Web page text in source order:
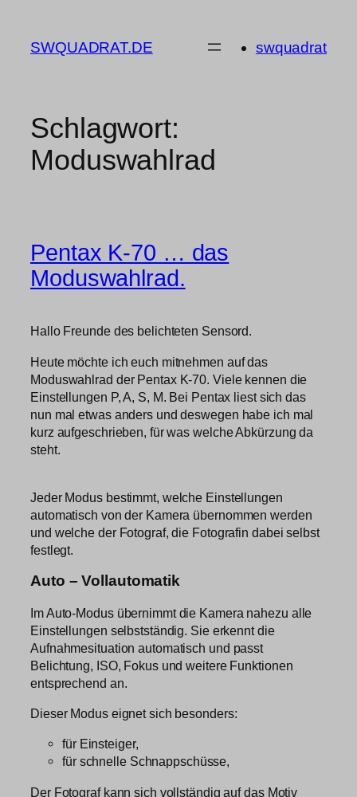
springen
SWQUADRAT.DE swquadrat
Schlagwort:
Moduswahlrad
Pentax K-70 … das
Moduswahlrad.
Hallo Freunde des belichteten Sensord.
Heute möchte ich euch mitnehmen auf das
Moduswahlrad der Pentax K-70. Viele kennen die
Einstellungen P, A, S, M. Bei Pentax liest sich das
nun mal etwas anders und deswegen habe ich mal
kurz aufgeschrieben, für was welche Abkürzung da
steht.
Jeder Modus bestimmt, welche Einstellungen
automatisch von der Kamera übernommen werden
und welche der Fotograf, die Fotografin dabei selbst
festlegt.
Auto – Vollautomatik
Im Auto-Modus übernimmt die Kamera nahezu alle
Einstellungen selbstständig. Sie erkennt die
Aufnahmesituation automatisch und passt
Belichtung, ISO, Fokus und weitere Funktionen
entsprechend an.
Dieser Modus eignet sich besonders:
für Einsteiger,
für schnelle Schnappschüsse,
Der Fotograf kann sich vollständig auf das Motiv